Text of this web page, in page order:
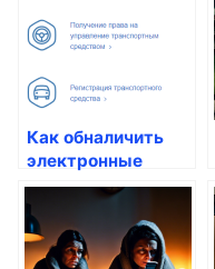
Как обналичить
электронные
деньги через
Госуслуги